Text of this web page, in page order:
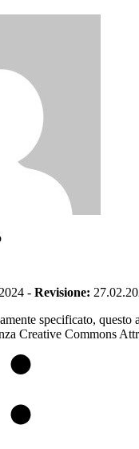
- Revisione:
specificato, questo
Creative Commons